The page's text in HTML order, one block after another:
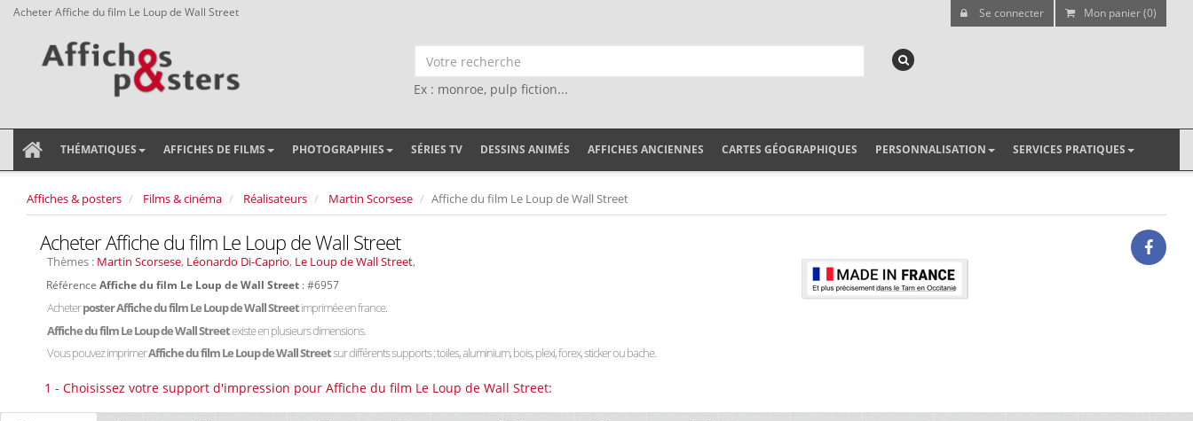
Acheter Affiche du film Le Loup de Wall Street Se connecter Mon panier (0)
Ex : monroe, pulp fiction...
THÉMATIQUES AFFICHES DE FILMS PHOTOGRAPHIES SÉRIES TV DESSINS ANIMÉS AFFICHES ANCIENNES CARTES GÉOGRAPHIQUES PERSONNALISATION SERVICES PRATIQUES
Affiches & posters Films & cinéma Réalisateurs Martin Scorsese Affiche du film Le Loup de Wall Street
Acheter Affiche du film Le Loup de Wall Street
Thèmes : Martin Scorsese, Léonardo Di-Caprio, Le Loup de Wall Street,
Référence Affiche du film Le Loup de Wall Street : #6957
Acheterposter Affiche du film Le Loup de Wall Streetimprimée en france.
Affiche du film Le Loup de Wall Streetexiste en plusieurs dimensions.
Vous pouvez imprimerAffiche du film Le Loup de Wall Streetsur différents supports : toiles, aluminium, bois, plexi, forex, sticker ou bache.
1 - Choisissez votre support d'impression pour Affiche du film Le Loup de Wall Street: